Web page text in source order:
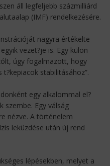
áll legfeljebb százmilliárd
(IMF) rendelkezésére.
nagyra értékelte
vezet?je is. Egy külön
úgy fogalmazott, hogy
stabilitásához”.
egy alkalommal el?
szembe. Egy válság
nézve. A történelem
leküzdése után új rend
lépésekben, melyet a